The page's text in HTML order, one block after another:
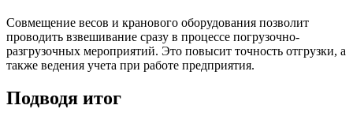
Совмещение весов и кранового оборудования позволит
проводить взвешивание сразу в процессе погрузочно-
разгрузочных мероприятий. Это повысит точность отгрузки, а
также ведения учета при работе предприятия.
Подводя итог